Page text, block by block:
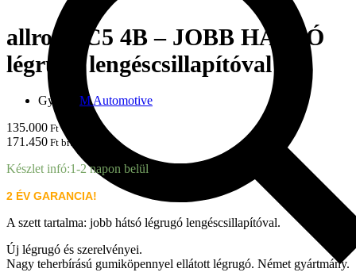
allroad C5 4B – JOBB HÁTSÓ
légrugó lengéscsillapítóval
Gyártó: M Automotive
135.000 Ft + ÁFA
171.450 Ft brutto
Készlet infó:1-2 napon belül
2 ÉV GARANCIA!
A szett tartalma: jobb hátsó légrugó lengéscsillapítóval.
Új légrugó és szerelvényei.
Nagy teherbírású gumiköpennyel ellátott légrugó. Német gyártmány.